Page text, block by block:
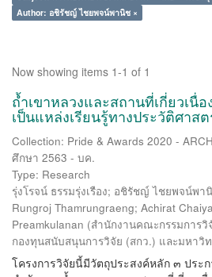
Author: อชิรัชญ์ ไชยพจน์พานิช ×
Now showing items 1-1 of 1
ถ้ำเขาหลวงและสถานที่เกี่ยวเนื่
เป็นแหล่งเรียนรู้ทางประวัติศา
Collection: Pride & Awards 2020 -
ศึกษา 2563 - บค.
Type: Research
รุ่งโรจน์ ธรรมรุ่งเรือง; อชิรัชญ์ ไชยพจน์พา
Rungroj Thamrungraeng; Achirat
Preamkulanan (สำนักงานคณะกรรมการ
กองทุนสนับสนุนการวิจัย (สกว.) และมหาวิ
โครงการวิจัยนี้มีวัตถุประสงค์หลัก ๓ ประ